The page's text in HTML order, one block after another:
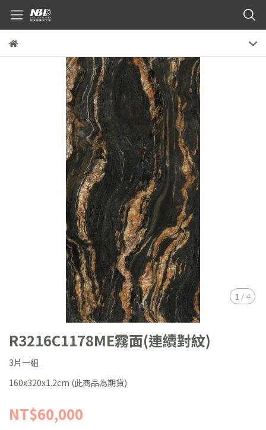
1 / 4
R3216C1178ME霧面(連續對紋)
3片一組
160x320x1.2cm (此商品為期貨)
NT$60,000